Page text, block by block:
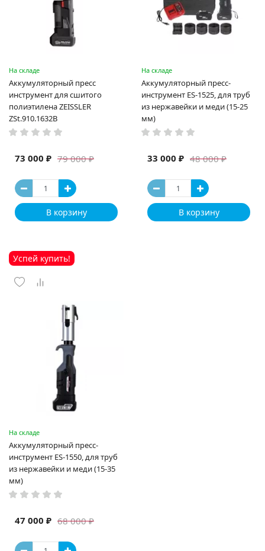
На складе
Аккумуляторный пресс
инструмент для сшитого
полиэтилена ZEISSLER
ZSt.910.1632B
79 000 ₽
73 000 ₽
В корзину
На складе
Аккумуляторный пресс-
инструмент ES-1525, для труб
из нержавейки и меди (15-25
мм)
48 000 ₽
33 000 ₽
В корзину
Успей купить!
На складе
Аккумуляторный пресс-
инструмент ES-1550, для труб
из нержавейки и меди (15-35
мм)
68 000 ₽
47 000 ₽